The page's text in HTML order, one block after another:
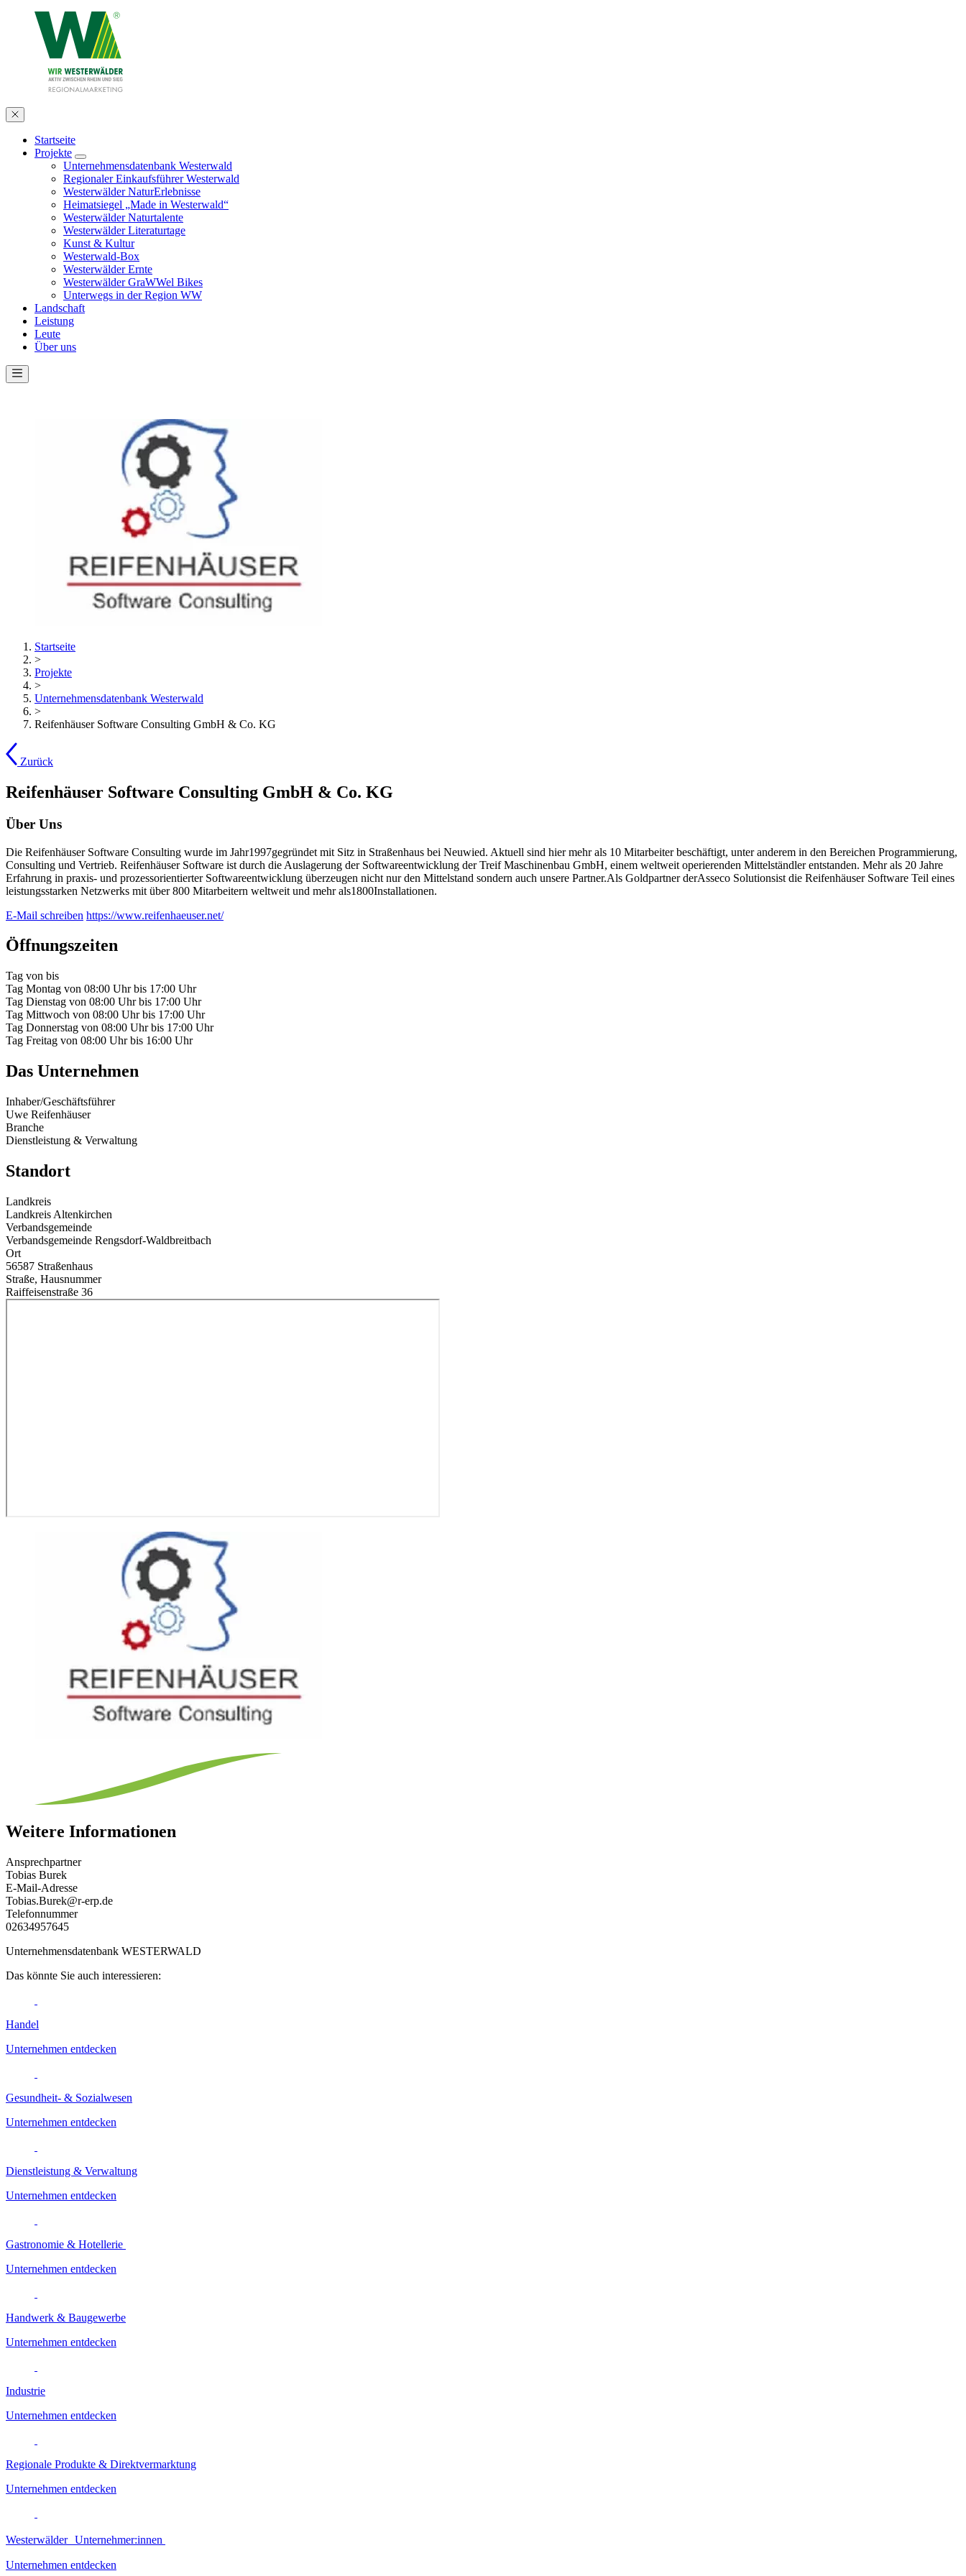
Startseite
Projekte
Unternehmensdatenbank Westerwald
Regionaler Einkaufsführer Westerwald
Westerwälder NaturErlebnisse
Heimatsiegel „Made in Westerwald“
Westerwälder Naturtalente
Westerwälder Literaturtage
Kunst & Kultur
Westerwald-Box
Westerwälder Ernte
Westerwälder GraWWel Bikes
Unterwegs in der Region WW
Landschaft
Leistung
Leute
Über uns
Startseite
>
Projekte
>
Unternehmensdatenbank Westerwald
>
Reifenhäuser Software Consulting GmbH & Co. KG
Zurück
Reifenhäuser Software Consulting GmbH & Co. KG
Über Uns
Die Reifenhäuser Software Consulting wurde im Jahr1997gegründet mit Sitz in Straßenhaus bei Neuwied. Aktuell sind hier mehr als 10 Mitarbeiter beschäftigt, unter anderem in den Bereichen Programmierung,
Consulting und Vertrieb. Reifenhäuser Software ist durch die Auslagerung der Softwareentwicklung der Treif Maschinenbau GmbH, einem weltweit operierenden Mittelständler entstanden. Mehr als 20 Jahre
Erfahrung in praxis- und prozessorientierter Softwareentwicklung überzeugen nicht nur den Mittelstand sondern auch unsere Partner.Als Goldpartner derAsseco Solutionsist die Reifenhäuser Software Teil eines
leistungsstarken Netzwerks mit über 800 Mitarbeitern weltweit und mehr als1800Installationen.
E-Mail schreiben https://www.reifenhaeuser.net/
Öffnungszeiten
Tag von bis
Tag Montag von 08:00 Uhr bis 17:00 Uhr
Tag Dienstag von 08:00 Uhr bis 17:00 Uhr
Tag Mittwoch von 08:00 Uhr bis 17:00 Uhr
Tag Donnerstag von 08:00 Uhr bis 17:00 Uhr
Tag Freitag von 08:00 Uhr bis 16:00 Uhr
Das Unternehmen
Inhaber/Geschäftsführer
Uwe Reifenhäuser
Branche
Dienstleistung & Verwaltung
Standort
Landkreis
Landkreis Altenkirchen
Verbandsgemeinde
Verbandsgemeinde Rengsdorf-Waldbreitbach
Ort
56587 Straßenhaus
Straße, Hausnummer
Raiffeisenstraße 36
Weitere Informationen
Ansprechpartner
Tobias Burek
E-Mail-Adresse
Tobias.Burek@r-erp.de
Telefonnummer
02634957645
Unternehmensdatenbank WESTERWALD
Das könnte Sie auch interessieren:
Handel
Unternehmen entdecken
Gesundheit- & Sozialwesen
Unternehmen entdecken
Dienstleistung & Verwaltung
Unternehmen entdecken
Gastronomie & Hotellerie
Unternehmen entdecken
Handwerk & Baugewerbe
Unternehmen entdecken
Industrie
Unternehmen entdecken
Regionale Produkte & Direktvermarktung
Unternehmen entdecken
Westerwälder Unternehmer:innen
Unternehmen entdecken